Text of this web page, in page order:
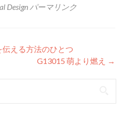
Design パーマリンク
ション
える方法のひとつ
G13015 萌より燃え →